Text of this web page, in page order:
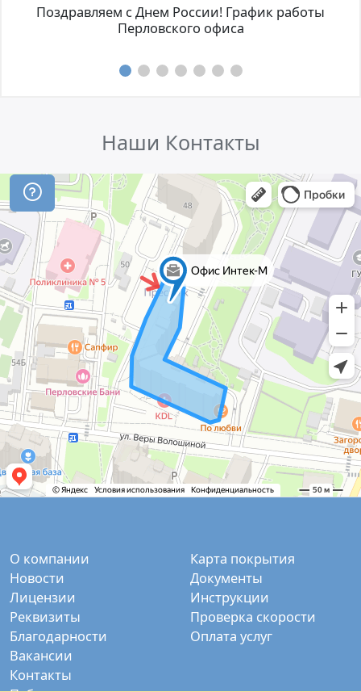
Поздравляем с Днем России! График работы
Перловского офиса
Наши Контакты
О компании
Новости
Лицензии
Реквизиты
Благодарности
Вакансии
Контакты
Карта покрытия
Документы
Инструкции
Проверка скорости
Оплата услуг